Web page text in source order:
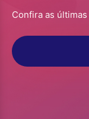
Confira as